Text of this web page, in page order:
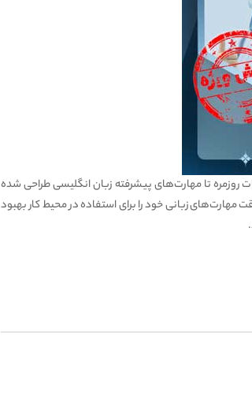
روزمره تا مهارت‌های پیشرفته زبان انگلیسی طراحی شده
زبانی خود را برای استفاده در محیط کار بهبود